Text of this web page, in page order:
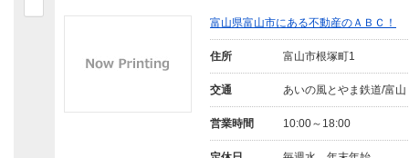
富山県富山市にある不動産のＡＢＣ！
住所 富山市根塚町1
交通 あいの風とやま鉄道/富
営業時間 10:00～18:00